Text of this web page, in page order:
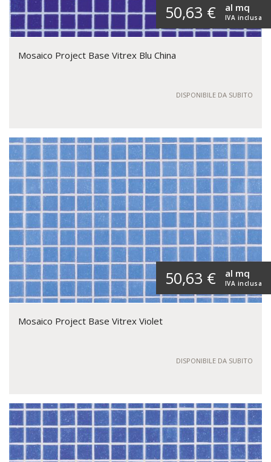
50,63 € IVA inclusa
al mq
Mosaico Project Base Vitrex Blu China
DISPONIBILE DA SUBITO
50,63 € IVA inclusa
al mq
Mosaico Project Base Vitrex Violet
DISPONIBILE DA SUBITO